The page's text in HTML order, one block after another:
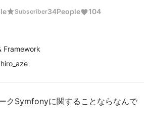
starSubscriber34People 104
Framework
クSymfonyに関することならなんで